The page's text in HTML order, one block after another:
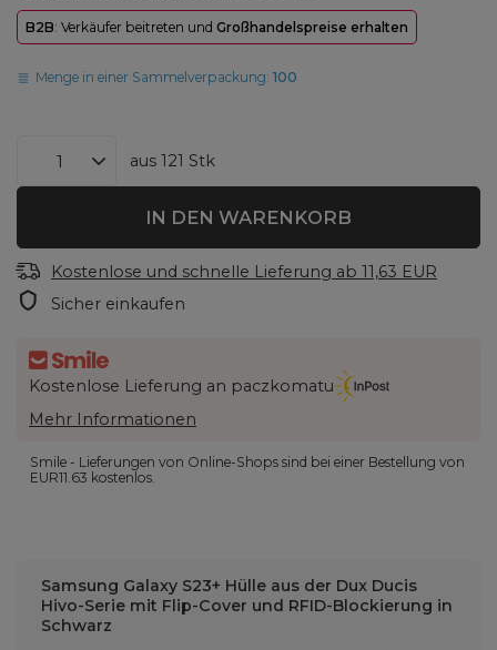
B2B: Verkäufer beitreten und Großhandelspreise erhalten
Menge in einer Sammelverpackung:100
aus 121 Stk
IN DEN WARENKORB
Kostenlose und schnelle Lieferung ab 11,63 EUR
Sicher einkaufen
Kostenlose Lieferung an paczkomatu
Mehr Informationen
Smile - Lieferungen von Online-Shops sind bei einer Bestellung von
EUR11.63 kostenlos.
Samsung Galaxy S23+ Hülle aus der Dux Ducis
Hivo-Serie mit Flip-Cover und RFID-Blockierung in
Schwarz